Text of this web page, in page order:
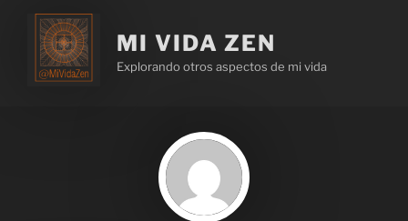
MI VIDA ZEN
Explorando otros aspectos de mi vida